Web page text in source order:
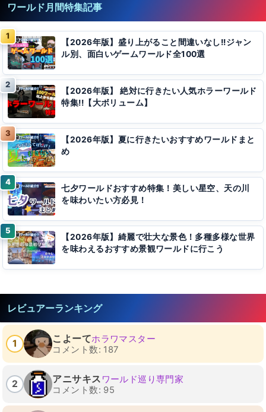
ワールド月間特集記事
【2026年版】盛り上がること間違いなし!!ジャン
ル別、面白いゲームワールド全100選
【2026年版】 絶対に行きたい人気ホラーワールド
特集!!【大ボリューム】
【2026年版】夏に行きたいおすすめワールドまと
め
七夕ワールドおすすめ特集！美しい星空、天の川
を味わいたい方必見！
【2026年版】綺麗で壮大な景色！多種多様な世界
を味わえるおすすめ景観ワールドに行こう
レビュアーランキング
1 こよーてホラワマスター
コメント数: 187
2 アニサキス ワールド巡り専門家
コメント数: 95